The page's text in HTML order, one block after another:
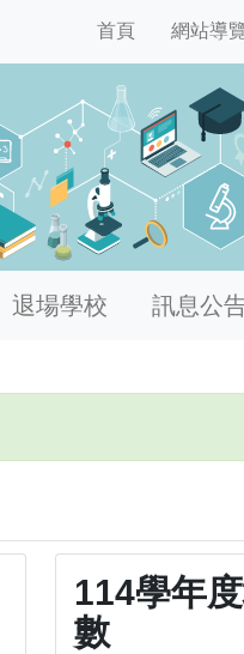
首頁 網站導
退場學校 訊息公
114學年
數